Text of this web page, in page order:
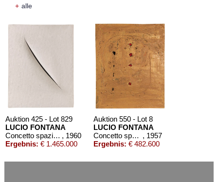
+ alle
Auktion 425 - Lot 829
LUCIO FONTANA
Concetto spaziale, Attesa , 1960
Ergebnis: € 1.465.000
Auktion 550 - Lot 8
LUCIO FONTANA
Concetto spaziale , 1957
Ergebnis: € 482.600